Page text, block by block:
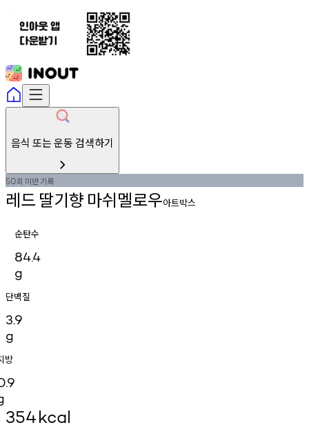
음식 또는 운동 검색하기
50회 미만기록
레드 딸기향마쉬멜로우아트박스
순탄수
84.4
g
단백질
3.9
g
방
354kcal